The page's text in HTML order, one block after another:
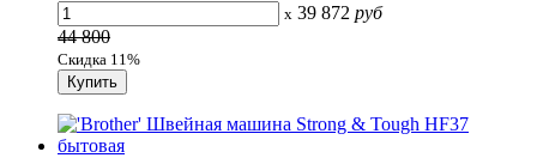
x 39 872 руб
44 800
Скидка 11%